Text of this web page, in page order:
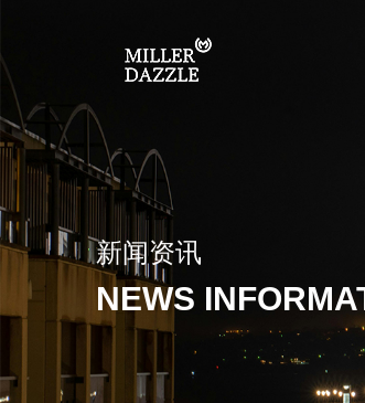
新闻资讯
NEWS